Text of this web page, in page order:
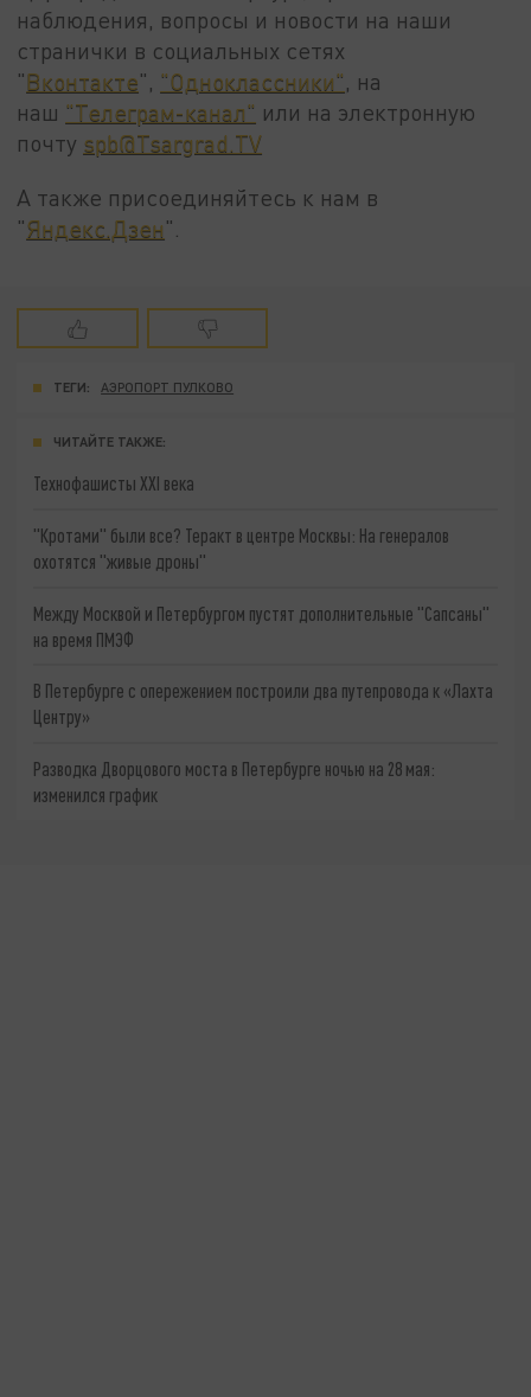
наблюдения, вопросы и новости на наши
странички в социальных сетях
"Вконтакте", "Одноклассники", на
наш "Телеграм-канал" или на электронную
почту spb@Tsargrad.TV
А также присоединяйтесь к нам в
"Яндекс.Дзен".
ТЕГИ: АЭРОПОРТ ПУЛКОВО
ЧИТАЙТЕ ТАКЖЕ:
Технофашисты XXI века
"Кротами" были все? Теракт в центре Москвы: На генералов
охотятся "живые дроны"
Между Москвой и Петербургом пустят дополнительные "Сапсаны"
на время ПМЭФ
В Петербурге с опережением построили два путепровода к «Лахта
Центру»
Разводка Дворцового моста в Петербурге ночью на 28 мая:
изменился график